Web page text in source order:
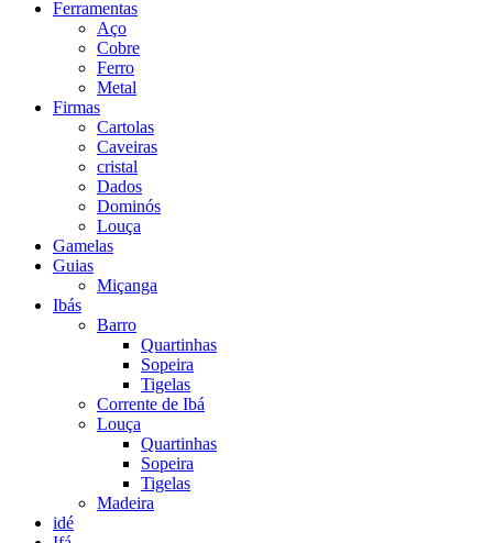
Ferramentas
Aço
Cobre
Ferro
Metal
Firmas
Cartolas
Caveiras
cristal
Dados
Dominós
Louça
Gamelas
Guias
Miçanga
Ibás
Barro
Quartinhas
Sopeira
Tigelas
Corrente de Ibá
Louça
Quartinhas
Sopeira
Tigelas
Madeira
idé